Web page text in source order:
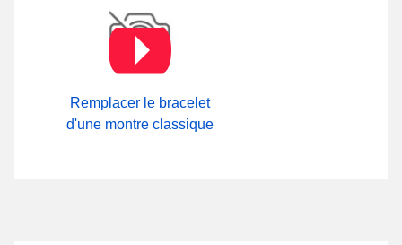
Remplacer le bracelet
d'une montre classique